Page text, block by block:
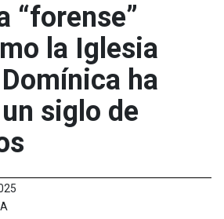
“forense”
la Iglesia
ha
siglo de